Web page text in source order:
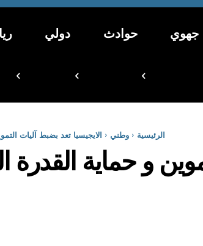
جهوي حوادث دولي
الرئيسية وطني الايجيسيا تعد بضبط آليات
و حماية القدرة